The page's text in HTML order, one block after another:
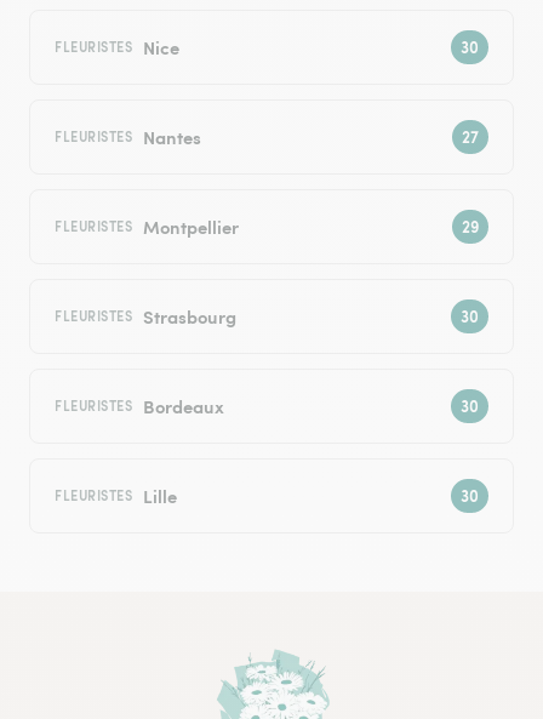
FLEURISTES Nice
FLEURISTES Nantes
FLEURISTES Montpellier
FLEURISTES Strasbourg
FLEURISTES Bordeaux
FLEURISTES Lille